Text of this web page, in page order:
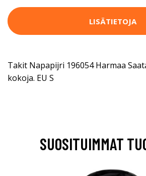
LISÄTIETOJA
Takit Napapijri 196054 Harmaa
kokoja. EU S
SUOSITUIMMAT